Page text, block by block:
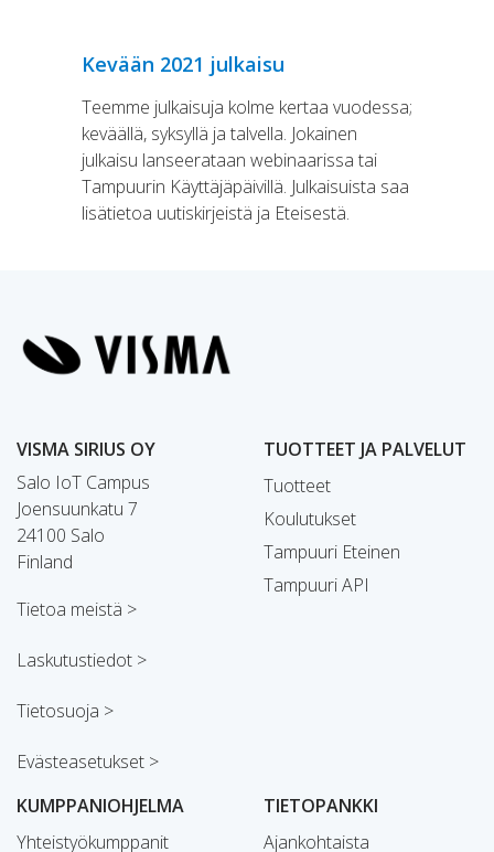
Kevään 2021 julkaisu
Teemme julkaisuja kolme kertaa vuodessa;
keväällä, syksyllä ja talvella. Jokainen
julkaisu lanseerataan webinaarissa tai
Tampuurin Käyttäjäpäivillä. Julkaisuista saa
lisätietoa uutiskirjeistä ja Eteisestä.
VISMA SIRIUS OY
Salo IoT Campus
Joensuunkatu 7
24100 Salo
Finland
Tietoa meistä >
Laskutustiedot >
Tietosuoja >
Evästeasetukset >
TUOTTEET JA PALVELUT
Tuotteet
Koulutukset
Tampuuri Eteinen
Tampuuri API
KUMPPANIOHJELMA
Yhteistyökumppanit
TIETOPANKKI
Ajankohtaista